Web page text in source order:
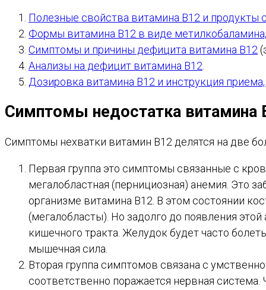
Полезные свойства витамина В12 и
Формы витамина В12 в виде
Симптомы и причины дефицита витамина В12
Анализы на дефицит витамина В12.
Дозировка витамина В12 и инструкция
Симптомы недостатка витамина
Симптомы нехватки витамин В12 делятся на две
Первая группа это симптомы связанные с
мегалобластная (пернициозная) анемия. Это
организме витамина В12. В этом состоянии
(мегалобласты). Но задолго до появления
кишечного тракта. Желудок будет часто
мышечная сила.
Вторая группа симптомов связана с
соответственно поражается нервная